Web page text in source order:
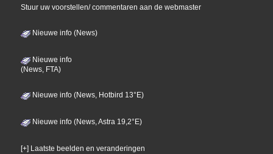
Stuur uw voorstellen/ commentaren aan de webmaster
Nieuwe info (News)
Nieuwe info
(News, FTA)
Nieuwe info (News, Hotbird 13°E)
Nieuwe info (News, Astra 19,2°E)
[+] Laatste beelden en veranderingen